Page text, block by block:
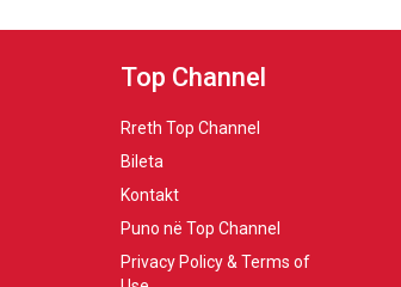
Top Channel
Rreth Top Channel
Bileta
Kontakt
Puno në Top Channel
Privacy Policy & Terms of